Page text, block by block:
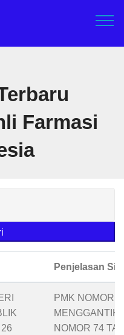
Farmasi
Penjelasan
PMK NOMOR
NOMOR 74